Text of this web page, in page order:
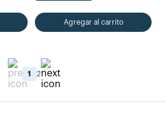
Agregar al carrito
1 2